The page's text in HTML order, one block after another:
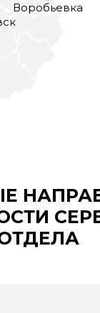
Воробьевка